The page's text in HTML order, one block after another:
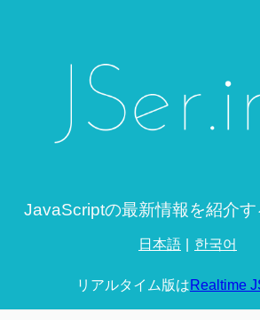
JavaScriptの最新情報を紹介
日本語 한국어
リアルタイム版はRealtime